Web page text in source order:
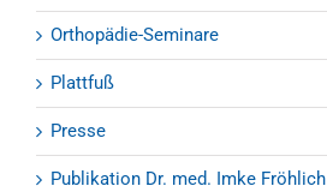
Orthopädie-Seminare
Plattfuß
Presse
Publikation Dr. med. Imke Fröhlich